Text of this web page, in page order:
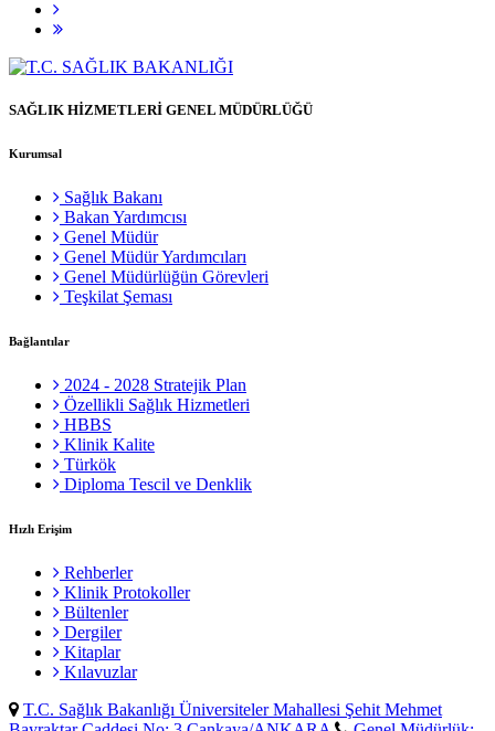
SAĞLIK HİZMETLERİ GENEL MÜDÜRLÜĞÜ
Kurumsal
Sağlık Bakanı
Bakan Yardımcısı
Genel Müdür
Genel Müdür Yardımcıları
Genel Müdürlüğün Görevleri
Teşkilat Şeması
Bağlantılar
2024 - 2028 Stratejik Plan
Özellikli Sağlık Hizmetleri
HBBS
Klinik Kalite
Türkök
Diploma Tescil ve Denklik
Hızlı Erişim
Rehberler
Klinik Protokoller
Bültenler
Dergiler
Kitaplar
Kılavuzlar
T.C. Sağlık Bakanlığı Üniversiteler Mahallesi Şehit Mehmet